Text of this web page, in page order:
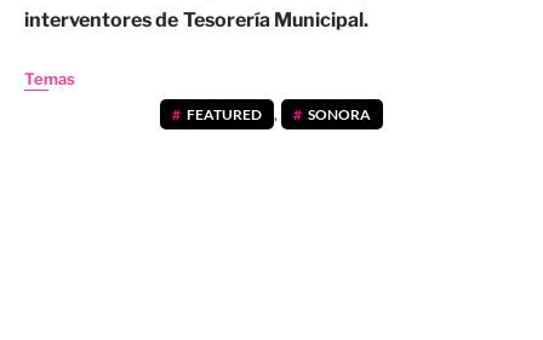
interventores de Tesorería Municipal.
Temas
FEATURED , SONORA